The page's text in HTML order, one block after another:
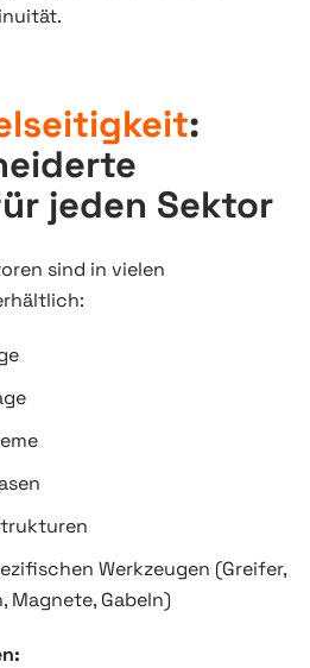
:
jeden Sektor
sind in vielen
Werkzeugen (Greifer,
Magnete, Gabeln)